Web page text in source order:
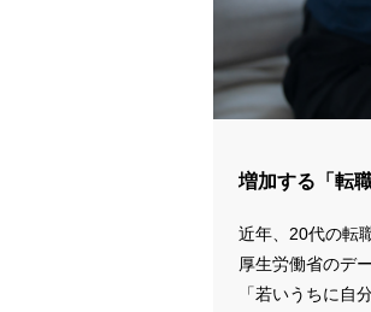
増加する「転
近年、20代の転
厚生労働省のデ
「若いうちに自